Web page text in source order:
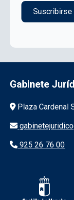
Gabinete
Plaza Cardenal
925 26 76 00